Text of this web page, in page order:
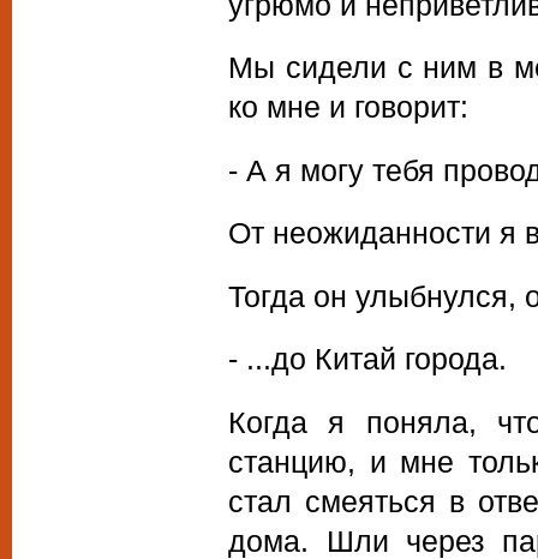
Мы сидели с ним в
ко мне и говорит:
- А я могу тебя
От неожиданности я
Тогда он улыбнулся,
- ...до Китай города.
Когда я поняла,
станцию, и мне
стал смеяться в
дома. Шли через